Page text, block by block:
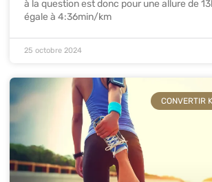
à la question est donc pour une allure de
égale à 4:36min/km
25 octobre 2024
CONVERTIR